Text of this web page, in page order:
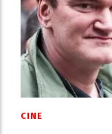
CINE